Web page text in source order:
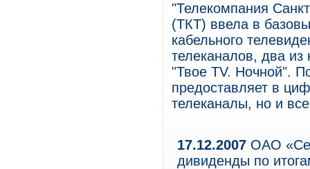
"Телекомпания
(ТКТ) ввела в
кабельного
телеканалов, два из
"Твое TV. Ночной".
предоставляет в
телеканалы, но и
17.12.2007 ОАО
дивиденды по